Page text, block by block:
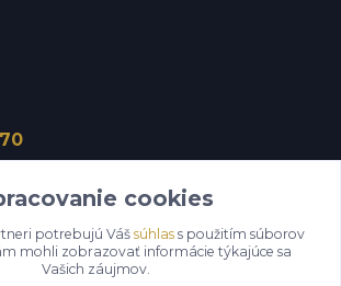
cookies
potrebujú Váš súhlass použitím súborov
mohli zobrazovať informácie týkajúce sa
Vašich záujmov.